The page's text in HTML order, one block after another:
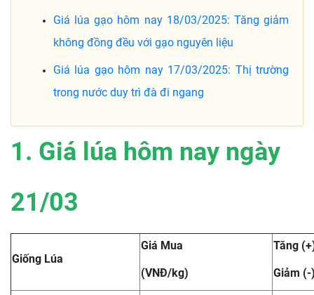
Giá lúa gạo hôm nay 18/03/2025: Tăng giảm
không đồng đều với gạo nguyên liệu
Giá lúa gạo hôm nay 17/03/2025: Thị trường
trong nước duy trì đà đi ngang
1. Giá lúa hôm nay ngày
21/03
Giống Lúa
Giá Mua
(VNĐ/kg)
Tăng
Giảm (-